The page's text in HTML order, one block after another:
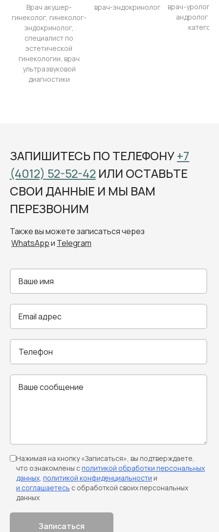
Врач акушер-
гинеколог, гинеколог-
эндокринолог,
специалист по
эстетической
гинекологии, врач
ультразвуковой
диагностики
врач-эндокринолог
врач-уролог-
андролог
ЗАПИШИТЕСЬ ПО ТЕЛЕФОНУ+7
(4012) 52-52-42 ИЛИ ОСТАВЬТЕ
СВОИ ДАННЫЕ И МЫ ВАМ
ПЕРЕЗВОНИМ
Также вы можете записаться через
WhatsAppи Telegram
Нажимая на кнопку «Записаться», вы подтверждаете,
что ознакомлены сполитикой обработки персональных
данных политикой конфиденциальности и
и соглашаетесь с обработкой своих персональных
данных
Записаться